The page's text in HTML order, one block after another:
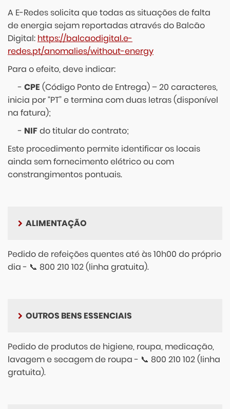
A E-Redes solicita que todas as situações de falta
de energia sejam reportadas através do Balcão
Digital: https://balcaodigital.e-
redes.pt/anomalies/without-energy
Para o efeito, deve indicar:
- CPE (Código Ponto de Entrega) – 20 caracteres,
inicia por “PT” e termina com duas letras (disponível
na fatura);
- NIFdo titular do contrato;
Este procedimento permite identificar os locais
ainda sem fornecimento elétrico ou com
constrangimentos pontuais.
ALIMENTAÇÃO
Pedido de refeições quentes até às 10h00 do próprio
dia - 📞 800 210 102 (linha gratuita).
OUTROS BENS ESSENCIAIS
Pedido de produtos de higiene, roupa, medicação,
lavagem e secagem de roupa - 📞 800 210 102 (linha
gratuita).